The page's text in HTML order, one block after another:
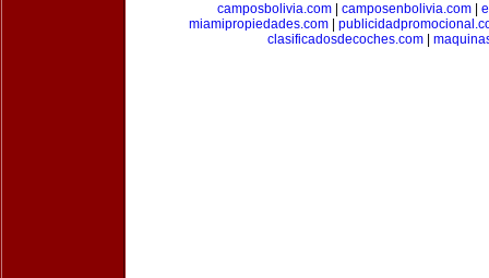
camposbolivia.com| camposenbolivia.com|
miamipropiedades.com
clasificadosdecoches.com